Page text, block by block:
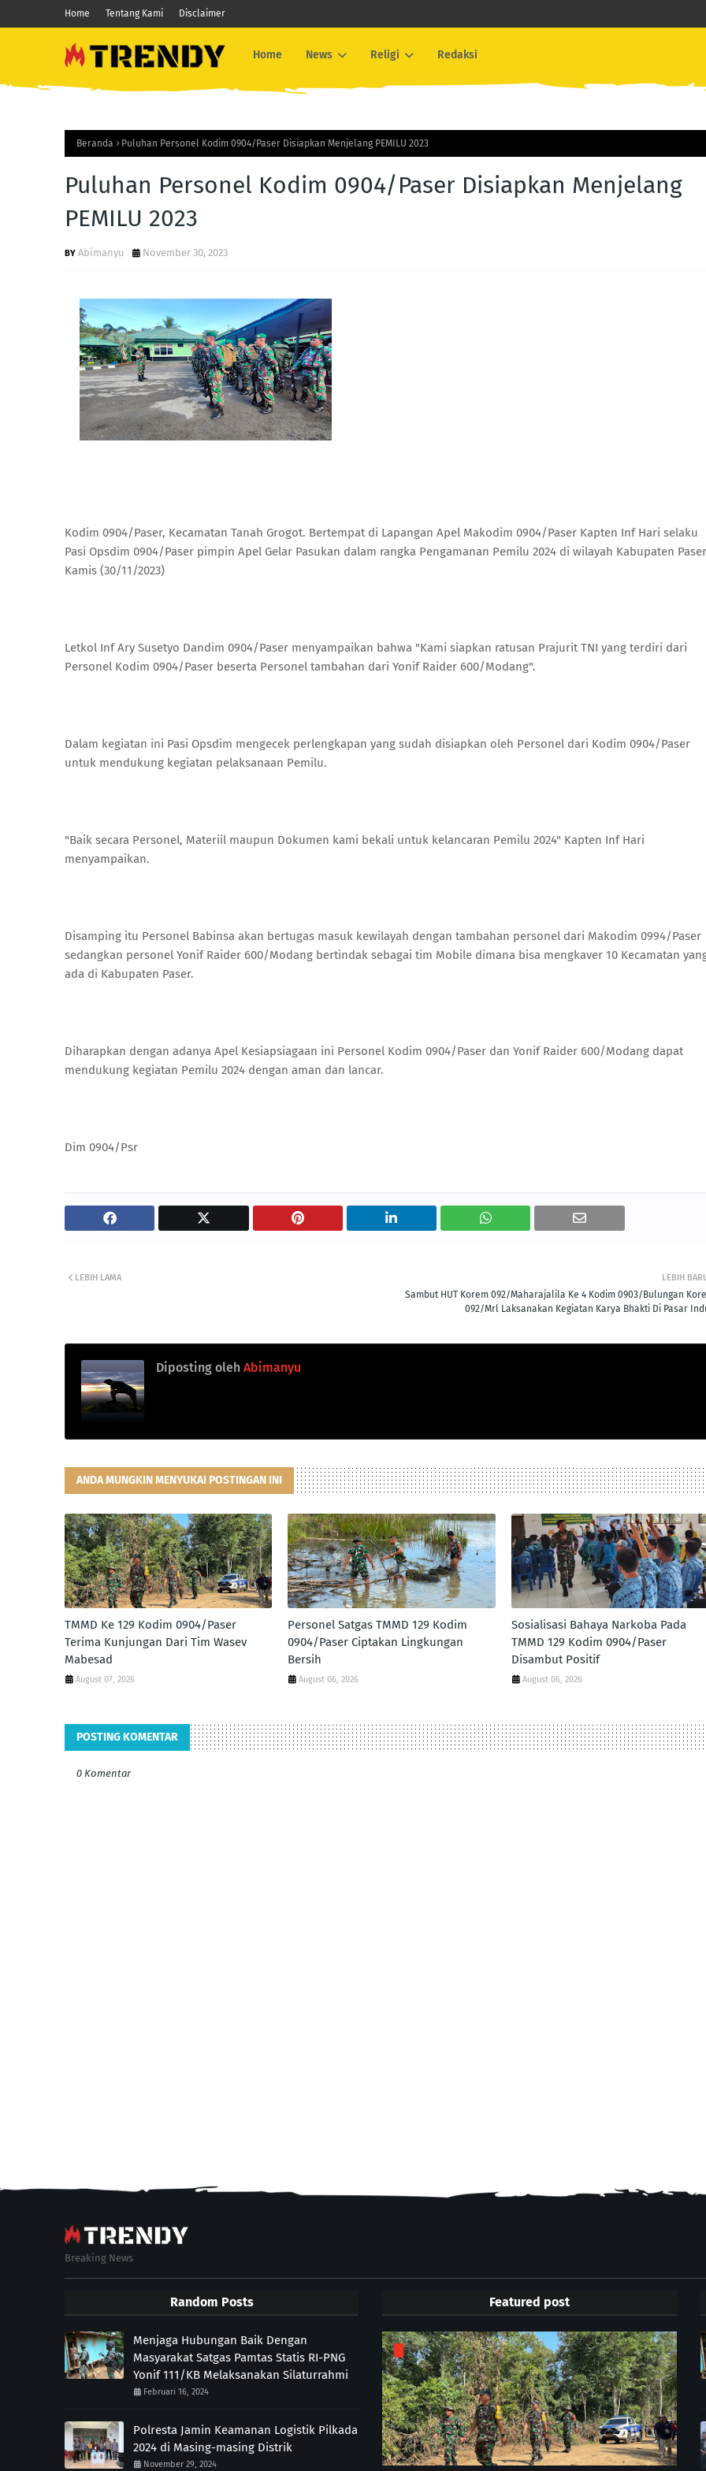
Home Tentang Kami Disclaimer
Home News Religi Redaksi
Beranda Puluhan Personel Kodim 0904/Paser Disiapkan Menjelang PEMILU 2023
Puluhan Personel Kodim 0904/Paser Disiapkan Menjelang
PEMILU 2023
Abimanyu November 30, 2023
Kodim 0904/Paser, Kecamatan Tanah Grogot. Bertempat di Lapangan Apel Makodim 0904/Paser Kapten Inf Hari selaku
Pasi Opsdim 0904/Paser pimpin Apel Gelar Pasukan dalam rangka Pengamanan Pemilu 2024 di wilayah Kabupaten
Kamis (30/11/2023)
Letkol Inf Ary Susetyo Dandim 0904/Paser menyampaikan bahwa "Kami siapkan ratusan Prajurit TNI yang terdiri dari
Personel Kodim 0904/Paser beserta Personel tambahan dari Yonif Raider 600/Modang".
Dalam kegiatan ini Pasi Opsdim mengecek perlengkapan yang sudah disiapkan oleh Personel dari Kodim 0904/Paser
untuk mendukung kegiatan pelaksanaan Pemilu.
"Baik secara Personel, Materiil maupun Dokumen kami bekali untuk kelancaran Pemilu 2024" Kapten Inf Hari
menyampaikan.
Disamping itu Personel Babinsa akan bertugas masuk kewilayah dengan tambahan personel dari Makodim 0994/Paser
sedangkan personel Yonif Raider 600/Modang bertindak sebagai tim Mobile dimana bisa mengkaver 10 Kecamatan
ada di Kabupaten Paser.
Diharapkan dengan adanya Apel Kesiapsiagaan ini Personel Kodim 0904/Paser dan Yonif Raider 600/Modang dapat
mendukung kegiatan Pemilu 2024 dengan aman dan lancar.
Dim 0904/Psr
LEBIH
Sambut HUT Korem 092/Maharajalila Ke 4 Kodim 0903/Bulungan
092/Mrl Laksanakan Kegiatan Karya Bhakti Di Pasar
LEBIH LAMA
Diposting oleh Abimanyu
ANDA MUNGKIN MENYUKAI POSTINGAN INI
TMMD Ke 129 Kodim 0904/Paser
Terima Kunjungan Dari Tim Wasev
Mabesad
August 07, 2026
Personel Satgas TMMD 129 Kodim
0904/Paser Ciptakan Lingkungan
Bersih
August 06, 2026
Sosialisasi Bahaya Narkoba Pada
TMMD 129 Kodim 0904/Paser
Disambut Positif
August 06, 2026
POSTING KOMENTAR
0 Komentar
Breaking News
Random Posts
Menjaga Hubungan Baik Dengan
Masyarakat Satgas Pamtas Statis RI-PNG
Yonif 111/KB Melaksanakan Silaturrahmi
Februari 16, 2024
Polresta Jamin Keamanan Logistik Pilkada
2024 di Masing-masing Distrik
November 29, 2024
Featured post